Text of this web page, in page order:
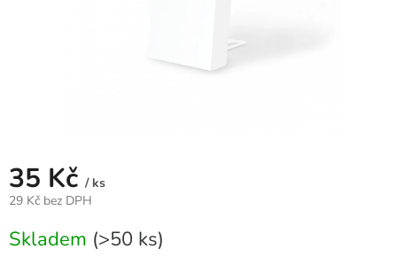
35 Kč / ks
29 Kč bez DPH
cena:
Skladem (>50 ks)